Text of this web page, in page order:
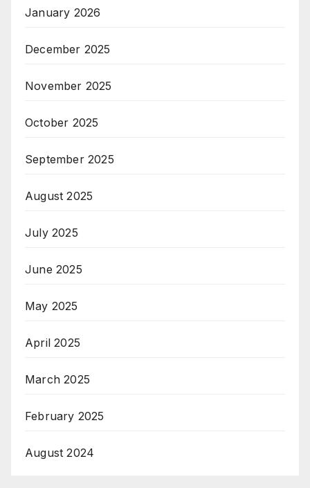
January 2026
December 2025
November 2025
October 2025
September 2025
August 2025
July 2025
June 2025
May 2025
April 2025
March 2025
February 2025
August 2024